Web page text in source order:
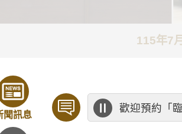
115年7
聞訊息
歡迎預約「